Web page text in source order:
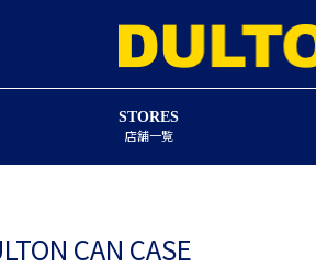
STORES
店舗一覧
CAN CASE